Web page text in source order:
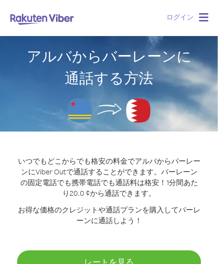
ログイン
アルバからバーレーンに
通話する方法
いつでもどこからでも格安の料金でアルバからバーレー
ンにViber Outで通話することができます。 バーレーン
の固定電話でも携帯電話でも通話料は格安！1分間あた
り20.0 ¢から通話できます。
お得な価格のクレジットや通話プランを購入してバーレ
ーンに通話しよう！
レートを見る